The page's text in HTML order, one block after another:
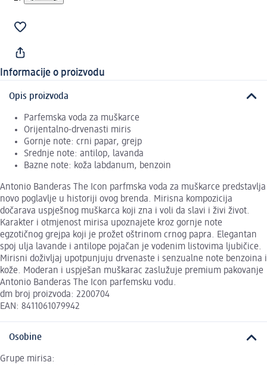
Informacije o proizvodu
Opis proizvoda
Parfemska voda za muškarce
Orijentalno-drvenasti miris
Gornje note: crni papar, grejp
Srednje note: antilop, lavanda
Bazne note: koža labdanum, benzoin
Antonio Banderas The Icon parfmska voda za muškarce predstavlja
novo poglavlje u historiji ovog brenda. Mirisna kompozicija
dočarava uspješnog muškarca koji zna i voli da slavi i živi život.
Karakter i otmjenost mirisa upoznajete kroz gornje note
egzotičnog grejpa koji je prožet oštrinom crnog papra. Elegantan
spoj ulja lavande i antilope pojačan je vodenim listovima ljubičice.
Mirisni doživljaj upotpunjuju drvenaste i senzualne note benzoina i
kože. Moderan i uspješan muškarac zaslužuje premium pakovanje
Antonio Banderas The Icon parfemsku vodu.
dm broj proizvoda: 2200704
EAN: 8411061079942
Osobine
Grupe mirisa: